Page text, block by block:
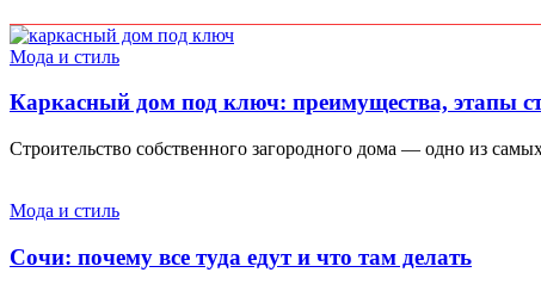
Мода и стиль
Каркасный дом под ключ: преимущества, этапы
Строительство собственного загородного дома — одно из
Мода и стиль
Сочи: почему все туда едут и что там делать